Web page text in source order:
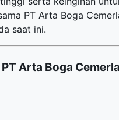
PT Arta Boga
saat ini.
Arta Boga